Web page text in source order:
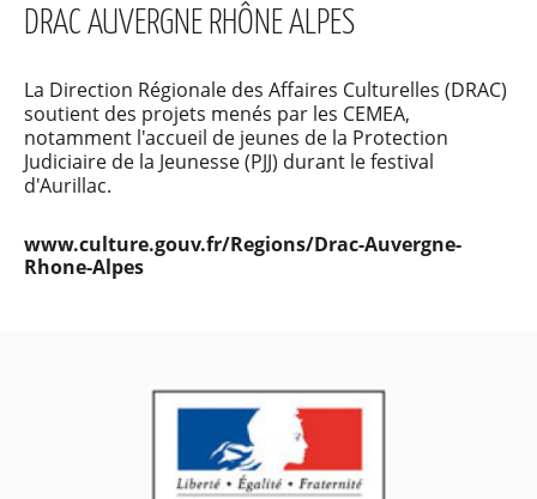
DRAC AUVERGNE RHÔNE ALPES
La Direction Régionale des Affaires Culturelles (DRAC)
soutient des projets menés par les CEMEA,
notamment l'accueil de jeunes de la Protection
Judiciaire de la Jeunesse (PJJ) durant le festival
d'Aurillac.
www.culture.gouv.fr/Regions/Drac-Auvergne-
Rhone-Alpes